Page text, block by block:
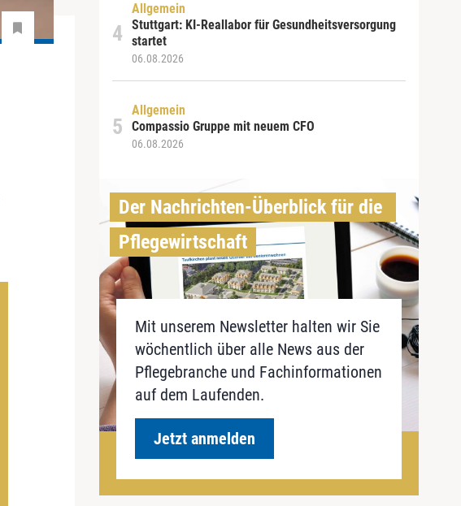
Allgemein
Stuttgart: KI-Reallabor für Gesundheitsversorgung
startet
06.08.2026
Allgemein
Compassio Gruppe mit neuem CFO
06.08.2026
Der Nachrichten-Überblick für die
Pflegewirtschaft
Mit unserem Newsletter halten wir Sie
wöchentlich über alle News aus der
Pflegebranche und Fachinformationen
auf dem Laufenden.
Jetzt anmelden